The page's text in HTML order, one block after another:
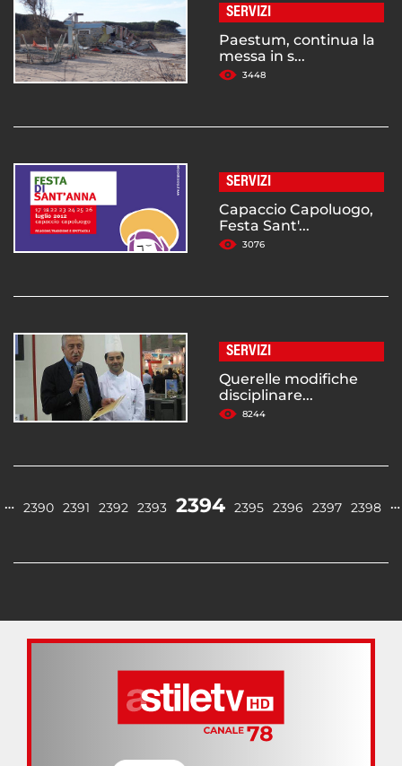
SERVIZI
Paestum, continua la
messa in s...
3448
SERVIZI
Capaccio Capoluogo,
Festa Sant'...
3076
SERVIZI
Querelle modifiche
disciplinare...
8244
… 2390 2391 2392 2393 2394 2395 2396 2397 2398 …